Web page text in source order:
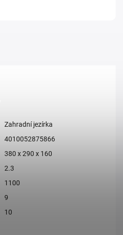
Zahradní jezírka
4010052875866
380 x 290 x 160
2.3
1100
9
10